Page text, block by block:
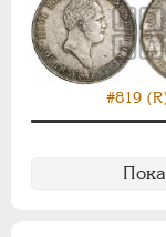
#819
1 злотый
10 грошей
5 грошей
1 грош
Монетовидные